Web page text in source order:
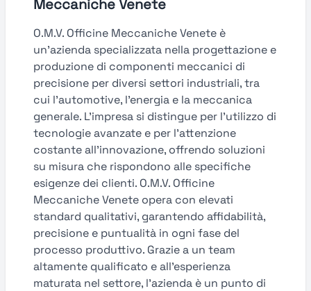
Meccaniche Venete
O.M.V. Officine Meccaniche Venete è
un'azienda specializzata nella progettazione e
produzione di componenti meccanici di
precisione per diversi settori industriali, tra
cui l'automotive, l'energia e la meccanica
generale. L'impresa si distingue per l'utilizzo di
tecnologie avanzate e per l'attenzione
costante all'innovazione, offrendo soluzioni
su misura che rispondono alle specifiche
esigenze dei clienti. O.M.V. Officine
Meccaniche Venete opera con elevati
standard qualitativi, garantendo affidabilità,
precisione e puntualità in ogni fase del
processo produttivo. Grazie a un team
altamente qualificato e all'esperienza
maturata nel settore, l'azienda è un punto di